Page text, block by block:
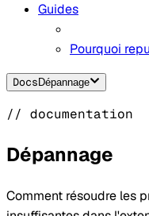
Guides
Pourquoi
Docs Dépannage
// documentation
Dépannage
Comment résoudre les